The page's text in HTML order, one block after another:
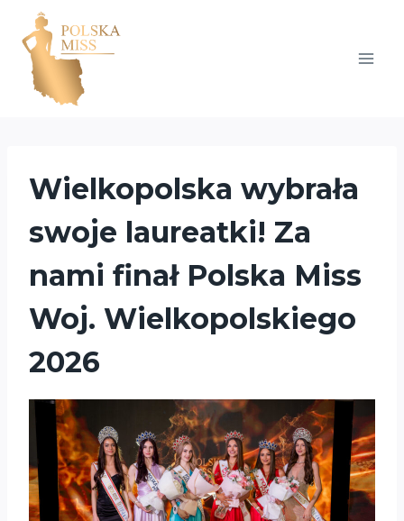
Przejdź
treści
Wielkopolska wybrała
swoje laureatki! Za
nami finał Polska Miss
Woj. Wielkopolskiego
2026